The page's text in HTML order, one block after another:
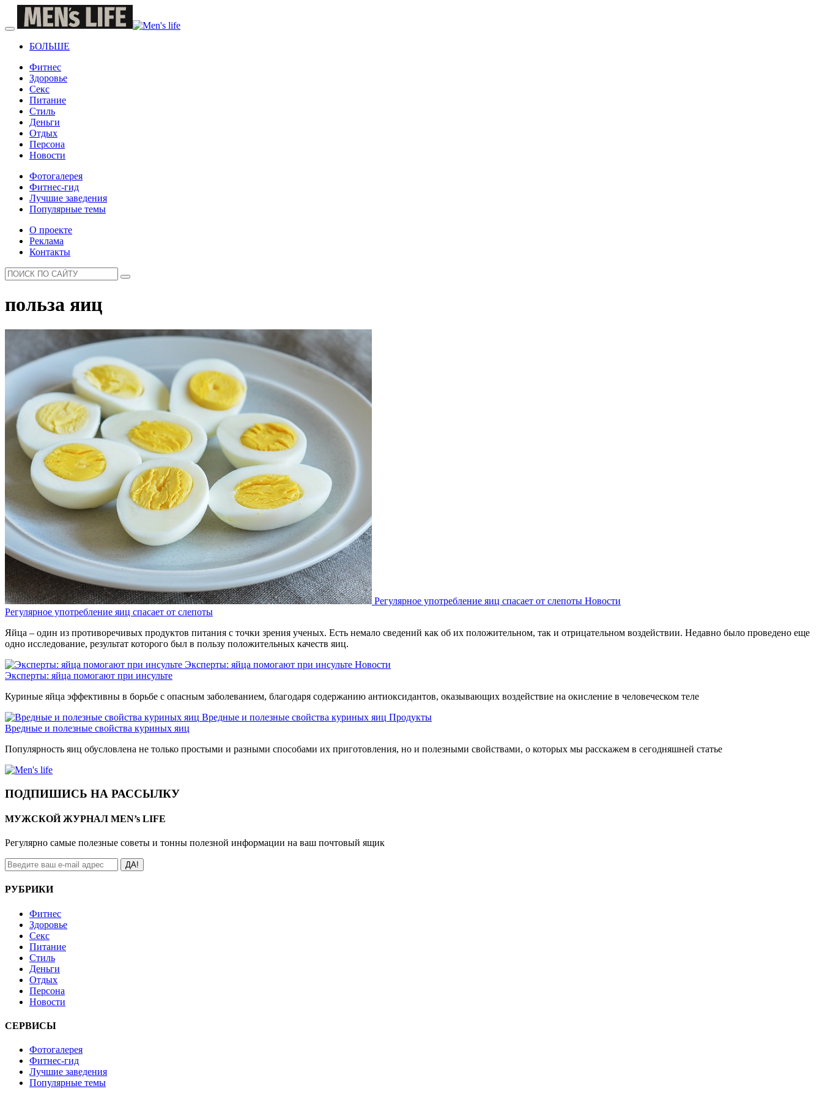
БОЛЬШЕ
Фитнес
Здоровье
Секс
Питание
Стиль
Деньги
Отдых
Персона
Новости
Фотогалерея
Фитнес-гид
Лучшие заведения
Популярные темы
О проекте
Реклама
Контакты
польза яиц
Регулярное употребление яиц спасает от слепоты Новости
Регулярное употребление яиц спасает от слепоты
Яйца – один из противоречивых продуктов питания с точки зрения ученых. Есть немало сведений как об их положительном, так и отрицательном воздействии. Недавно было проведено еще
одно исследование, результат которого был в пользу положительных качеств яиц.
Эксперты: яйца помогают при инсульте Новости
Эксперты: яйца помогают при инсульте
Куриные яйца эффективны в борьбе с опасным заболеванием, благодаря содержанию антиоксидантов, оказывающих воздействие на окисление в человеческом теле
Вредные и полезные свойства куриных яиц Продукты
Вредные и полезные свойства куриных яиц
Популярность яиц обусловлена не только простыми и разными способами их приготовления, но и полезными свойствами, о которых мы расскажем в сегодняшней статье
ПОДПИШИСЬ НА РАССЫЛКУ
МУЖСКОЙ ЖУРНАЛ MEN’s LIFE
Регулярно самые полезные советы и тонны полезной информации на ваш почтовый ящик
ДА!
РУБРИКИ
Фитнес
Здоровье
Секс
Питание
Стиль
Деньги
Отдых
Персона
Новости
СЕРВИСЫ
Фотогалерея
Фитнес-гид
Лучшие заведения
Популярные темы